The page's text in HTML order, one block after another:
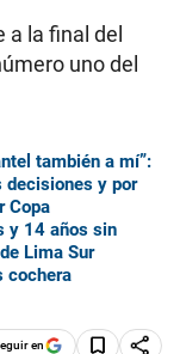
a la final del
uno del
también a mí”:
decisiones y por
Copa
y 14 años sin
Lima Sur
cochera
en